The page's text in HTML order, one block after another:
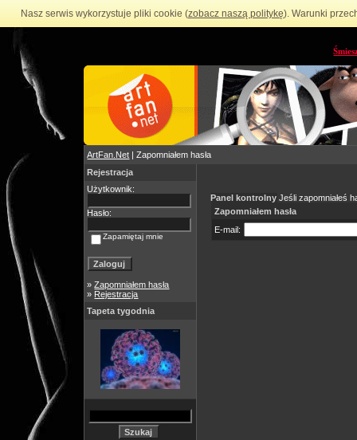
Nasz serwis wykorzystuje pliki cookie (zobacz naszą politykę). Warunki
ArtFan.Net | Zapomniałem hasła
Rejestracja
Użytkownik:
Hasło:
Zapamiętaj mnie
»Zapomniałem hasła
» Rejestracja
Tapeta tygodnia
Panel kontrolny Jeśli zapomniałeś
Zapomniałem hasła
E-mail: